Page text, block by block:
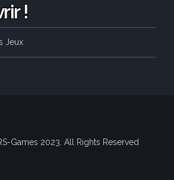
!
Jeux
Games 2023. All Rights Reserved